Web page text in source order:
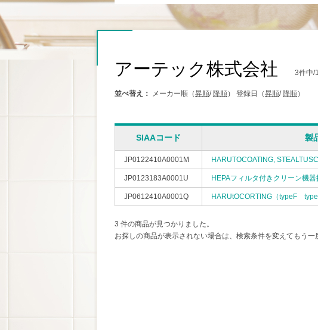
アーテック株式会社 3件中/
並べ替え： メーカー順（昇順/ 降順） 登録日（昇順/ 降順）
SIAAコード 製
JP0122410A0001M HARUTOCOATING,
JP0123183A0001U HEPAフィルタ付きクリーン機器
JP0612410A0001Q HARUtOCORTING（typeF
3 件の商品が見つかりました。
お探しの商品が表示されない場合は、検索条件を変えてもう一